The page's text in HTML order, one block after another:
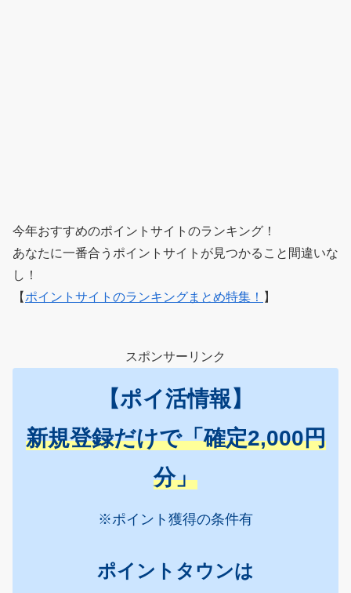
今年おすすめのポイントサイトのランキング！
あなたに一番合うポイントサイトが見つかること間違いな
し！
【 ポイントサイトのランキングまとめ特集！ 】
スポンサーリンク
【ポイ活情報】
新規登録だけで「確定2,000円
分」
※ポイント獲得の条件有
ポイントタウンは